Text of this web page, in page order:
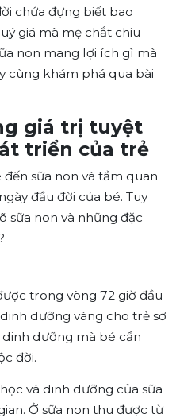
chứa đựng biết bao
giá mà mẹ chắt chiu
non mang lợi ích gì mà
cùng khám phá qua bài
giá trị tuyệt
triển của trẻ
sữa non và tầm quan
đầu đời của bé. Tuy
sữa non và những đặc
trong vòng 72 giờ đầu
dưỡng vàng cho trẻ sơ
dưỡng mà bé cần
đời.
và dinh dưỡng của sữa
Ở sữa non thu được từ